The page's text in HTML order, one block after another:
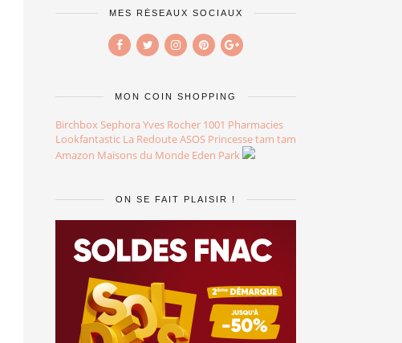
MES RÉSEAUX SOCIAUX
MON COIN SHOPPING
Birchbox Sephora Yves Rocher 1001 Pharmacies
Lookfantastic La RedouteASOS Princesse tam tam
Amazon Maisons du Monde Eden Park
ON SE FAIT PLAISIR !